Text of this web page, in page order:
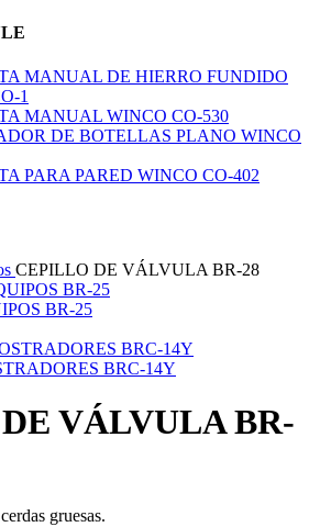
MANUAL DE HIERRO FUNDIDO
1
MANUAL WINCO CO-530
DE BOTELLAS PLANO WINCO
PARA PARED WINCO CO-402
CEPILLO DE VÁLVULA BR-28
BR-25
BRC-14Y
VÁLVULA BR-
gruesas.